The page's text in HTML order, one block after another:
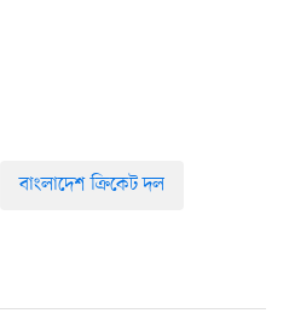
বাংলাদেশ ক্রিকেট দল